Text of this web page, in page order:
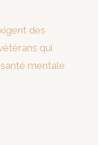
des
qui
mentale